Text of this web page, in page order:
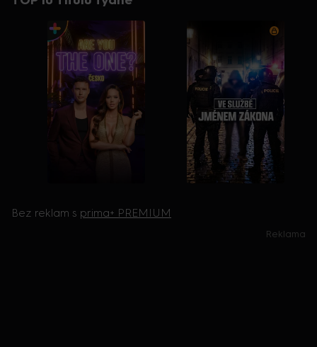
Bez reklam s prima+ PREMIUM
Reklama